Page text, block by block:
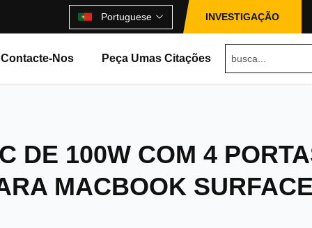
Portuguese INVESTIGAÇÃO
Contacte-Nos Peça Umas Citações
DE 100W COM 4
MACBOOK